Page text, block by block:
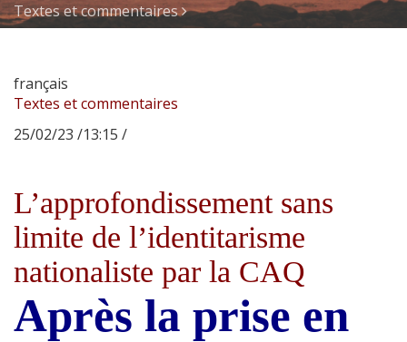
Textes et commentaires
français
Textes et commentaires
25/02/23 /13:15 /
L’approfondissement sans
limite de l’identitarisme
nationaliste par la CAQ
Après la prise en